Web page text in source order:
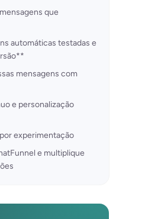
que
automáticas testadas e
mensagens com
e personalização
experimentação
e multiplique